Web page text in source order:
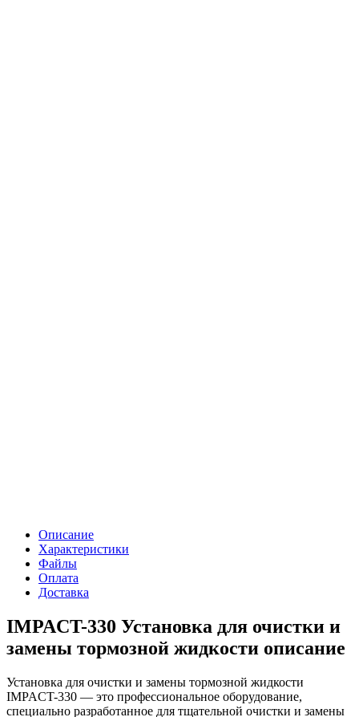
Описание
Характеристики
Файлы
Оплата
Доставка
IMPACT-330 Установка для очистки и
замены тормозной жидкости описание
Установка для очистки и замены тормозной жидкости
IMPACT-330 — это профессиональное оборудование,
специально разработанное для тщательной очистки и замены